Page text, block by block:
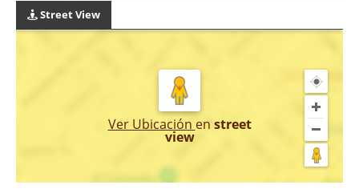
Street View
Ver Ubicación en street
view